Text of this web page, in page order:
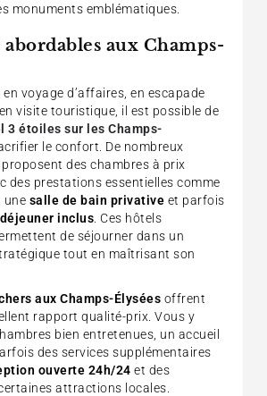
monuments emblématiques.
abordables aux Champs-
en voyage d’affaires, en escapade
visite touristique, il est possible de
3 étoiles sur les Champs-
le confort. De nombreux
des chambres à prix
des prestations essentielles comme
, une salle de bain privative et parfois
inclus . Ces hôtels
de séjourner dans un
tout en maîtrisant son
aux Champs-Élysées offrent
rapport qualité-prix. Vous y
bien entretenues, un accueil
des services supplémentaires
ouverte 24h/24 et des
attractions locales.